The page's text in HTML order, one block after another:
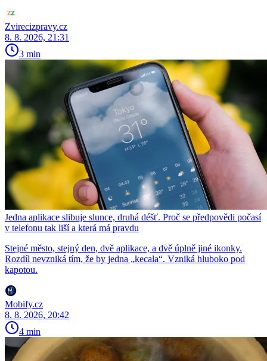
Zvirecizpravy.cz
8. 8. 2026, 21:31
3 min
Jedna aplikace slibuje slunce, druhá déšť. Proč se předpovědi počasí
v telefonu tak liší a která má pravdu
Stejné město, stejný den, dvě aplikace, a dvě úplně jiné ikonky.
Rozdíl nevzniká tím, že by jedna „kecala“. Vzniká hluboko pod
kapotou.
Mobify.cz
8. 8. 2026, 20:42
4 min